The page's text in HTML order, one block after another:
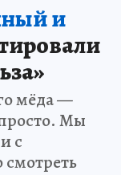
и
мёда —
Мы
с